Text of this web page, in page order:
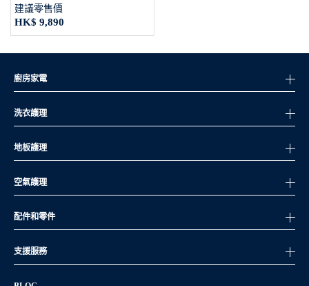
建議零售價
HK$ 9,890
廚房家電
洗衣護理
地板護理
空氣護理
配件和零件
支援服務